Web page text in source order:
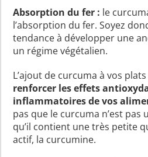
Absorption du fer : le
l’absorption du fer. Soyez
tendance à développer une
un régime végétalien.
L’ajout de curcuma à vos
renforcer les effets
inflammatoires de vos
pas que le curcuma n’est pas
qu’il contient une très petite
actif, la curcumine.